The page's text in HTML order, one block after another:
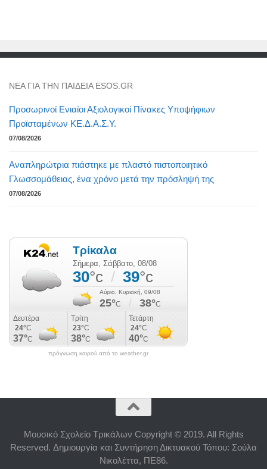
NEA ΓΙΑ ΤΗΝ ΠΑΙΔΕΙΑ ESOS.GR
Προσωρινοί Ενιαίοι Αξιολογικοί Πίνακες Υποψήφιων
Προϊσταμένων ΚΕ.Δ.Α.Σ.Υ.
07/08/2026
Αναπληρώτρια πιάστηκε με πλαστό πιστοποιητικό
Γλωσσομάθειας, ένα χρόνο μετά την πρόσληψή της
07/08/2026
πρόγνωση καιρού από το weather.gr
Μουσικό Σχολείο Τρικάλων Copyright © 2019. All Rights
Reserved. Δημιουργία και Συντήρηση Δικτυακού Τόπου: Σούλα
Νικολέττα, ΠΕ86.